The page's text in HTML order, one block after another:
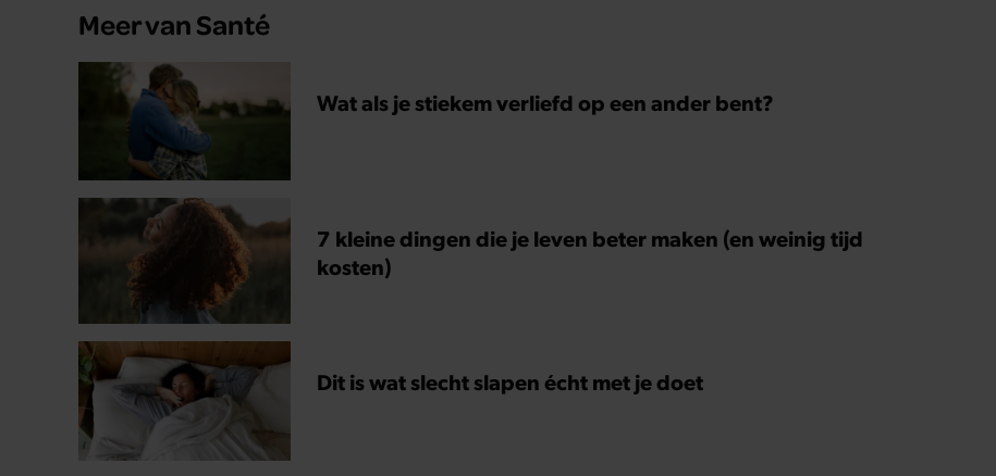
Meer van Santé
Wat als je stiekem verliefd op een ander bent?
7 kleine dingen die je leven beter maken (en weinig tijd
kosten)
Dit is wat slecht slapen écht met je doet